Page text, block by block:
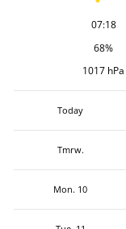
07:18
68%
1017 hPa
Today
Tmrw.
Mon. 10